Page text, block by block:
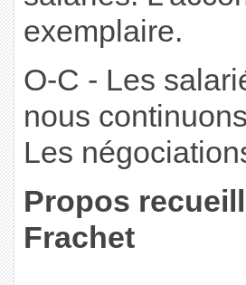
exemplaire.
O-C - Les
nous
Les
Propos
Frachet